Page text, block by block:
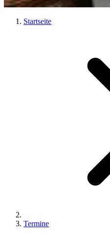
Startseite
Termine